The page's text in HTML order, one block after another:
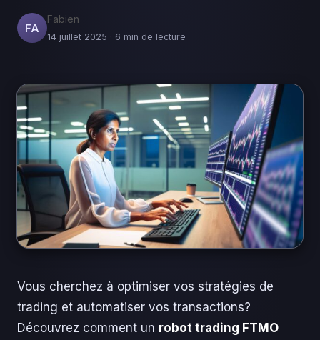
FA
Fabien
14 juillet 2025 · 6 min de lecture
Vous cherchez à optimiser vos stratégies de
trading et automatiser vos transactions?
Découvrez comment un robot trading FTMO